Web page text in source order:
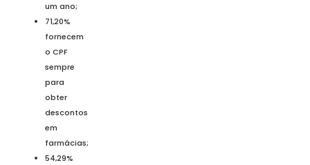
um ano;
71,20%
fornecem
o CPF
sempre
para
obter
descontos
em
farmácias;
54,29%